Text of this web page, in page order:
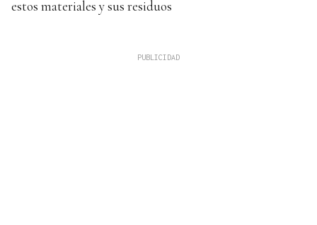
estos materiales y sus residuos